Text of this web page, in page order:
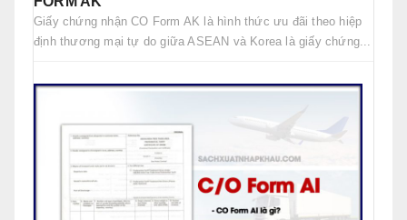
Giấy chứng nhận CO Form AK là hình thức ưu đãi theo hiệp
định thương mại tự do giữa ASEAN và Korea là giấy chứng...